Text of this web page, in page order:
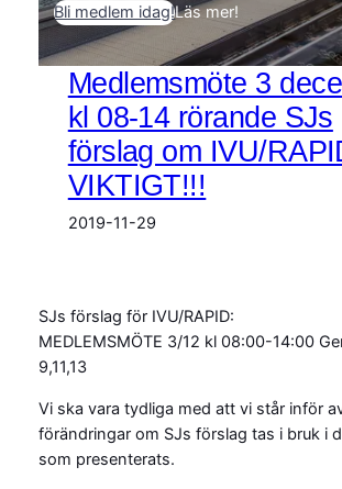
Bli medlem idag!Läs mer!
Medlemsmöte 3
kl 08-14 rörande SJs
förslag om IVU/
VIKTIGT!!!
2019-11-29
SJs förslag för IVU/RAPID:
MEDLEMSMÖTE 3/12 kl 08:00-14:00
9,11,13
Vi ska vara tydliga med att vi står inför
förändringar om SJs förslag tas i bruk i
som presenterats.